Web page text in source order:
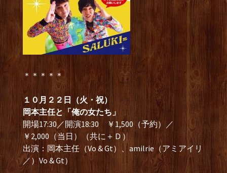
＊＊＊＊＊
１０月２２日（火・祝）
岡本主任と「俺の女たち」
開場17:30／開演18:30 ￥1,500（予約）／
￥2,000（当日）（共に＋Ｄ）
出演：岡本主任（Vo & Gt）、amilrie（アミアイリ
／）Vo & Gt）